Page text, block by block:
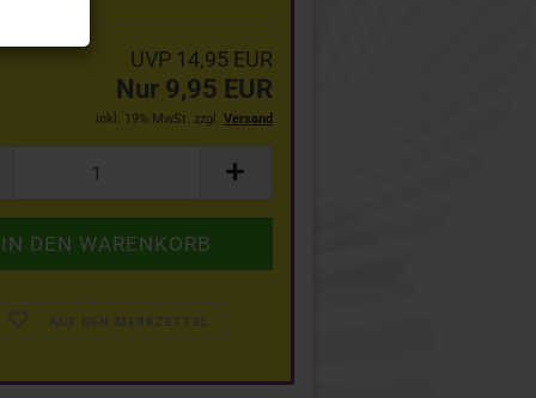
UVP 14,95 EUR
Nur 9,95 EUR
inkl. 19% MwSt. zzgl. Versand
AUF DEN MERKZETTEL